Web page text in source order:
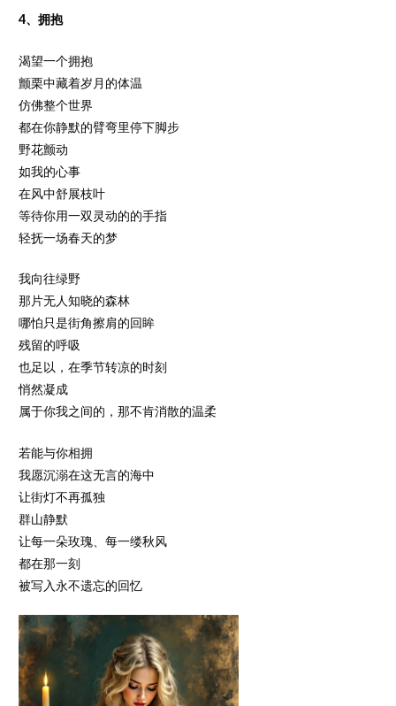
4、拥抱
渴望一个拥抱
颤栗中藏着岁月的体温
仿佛整个世界
都在你静默的臂弯里停下脚步
野花颤动
如我的心事
在风中舒展枝叶
等待你用一双灵动的的手指
轻抚一场春天的梦
我向往绿野
那片无人知晓的森林
哪怕只是街角擦肩的回眸
残留的呼吸
也足以，在季节转凉的时刻
悄然凝成
属于你我之间的，那不肯消散的温柔
若能与你相拥
我愿沉溺在这无言的海中
让街灯不再孤独
群山静默
让每一朵玫瑰、每一缕秋风
都在那一刻
被写入永不遗忘的回忆